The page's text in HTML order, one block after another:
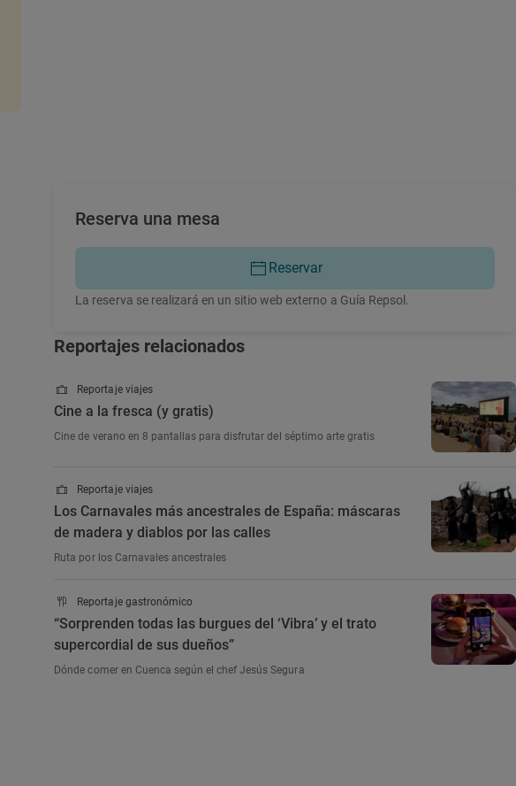
Reserva una mesa
Reservar
La reserva se realizará en un sitio web externo a Guía Repsol.
Reportajes relacionados
Reportaje viajes
Cine a la fresca (y gratis)
Cine de verano en 8 pantallas para disfrutar del séptimo arte gratis
Reportaje viajes
Los Carnavales más ancestrales de España: máscaras
de madera y diablos por las calles
Ruta por los Carnavales ancestrales
Reportaje gastronómico
“Sorprenden todas las burgues del ‘Vibra’ y el trato
supercordial de sus dueños”
Dónde comer en Cuenca según el chef Jesús Segura